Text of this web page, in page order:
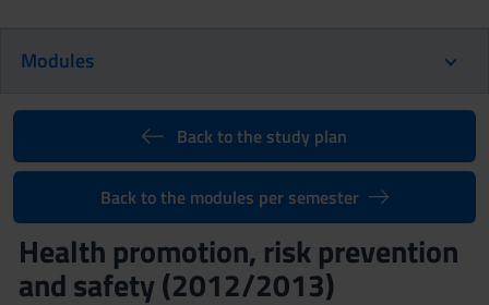
Modules
Back to the study plan
Back to the modules per semester
Health promotion, risk prevention
and safety (2012/2013)